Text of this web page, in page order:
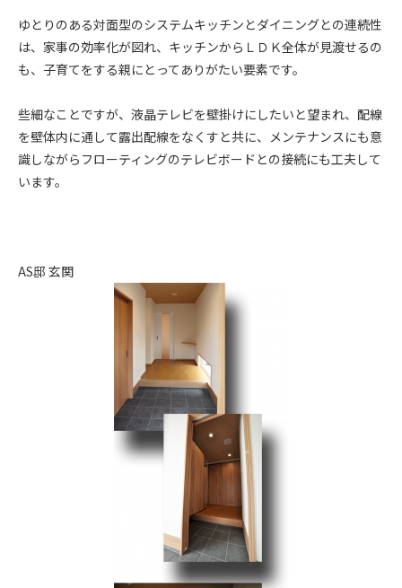
ゆとりのある対面型のシステムキッチンとダイニングとの連続性
は、家事の効率化が図れ、キッチンからＬＤＫ全体が見渡せるの
も、子育てをする親にとってありがたい要素です。
些細なことですが、液晶テレビを壁掛けにしたいと望まれ、配線
を壁体内に通して露出配線をなくすと共に、メンテナンスにも意
識しながらフローティングのテレビボードとの接続にも工夫して
います。
AS邸 玄関